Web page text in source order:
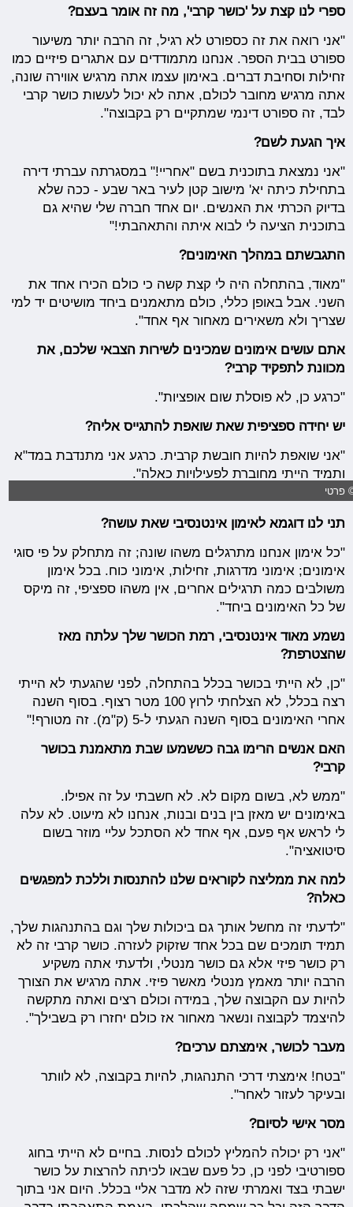
ספרי לנו קצת על 'כושר קרבי', מה זה אומר בעצם?
"אני רואה את זה כספורט לא רגיל, זה הרבה יותר משיעור
ספורט בבית הספר. אנחנו מתמודדים עם אתגרים פיזיים כמו
זחילות וסחיבת דברים. באימון עצמו אתה מרגיש אווירה שונה,
אתה מרגיש מחובר לכולם, אתה לא יכול לעשות כושר קרבי
לבד, זה ספורט דינמי שמתקיים רק בקבוצה".
איך הגעת לשם?
"אני נמצאת בתוכנית בשם "אחריי!" במסגרתה עברתי דירה
בתחילת כיתה יא' מישוב קטן לעיר באר שבע - ככה שלא
בדיוק הכרתי את האנשים. יום אחד חברה שלי שהיא גם
בתוכנית הציעה לי לבוא איתה והתאהבתי!"
התגבשתם במהלך האימונים?
"מאוד, בהתחלה היה לי קצת קשה כי כולם הכירו אחד את
השני. אבל באופן כללי, כולם מתאמנים ביחד מושיטים יד למי
שצריך ולא משאירים מאחור אף אחד".
אתם עושים אימונים שמכינים לשירות הצבאי שלכם, את
מכוונת לתפקיד קרבי?
"כרגע כן, לא פוסלת שום אופציות".
יש יחידה ספציפית שאת שואפת להתגייס אליה?
"אני שואפת להיות חובשת קרבית. כרגע אני מתנדבת במד"א
ותמיד הייתי מחוברת לפעילויות כאלה".
פרטי
תני לנו דוגמא לאימון אינטנסיבי שאת עושה?
"כל אימון אנחנו מתרגלים משהו שונה; זה מתחלק על פי סוגי
אימונים; אימוני מדרגות, זחילות, אימוני כוח. בכל אימון
משולבים כמה תרגילים אחרים, אין משהו ספציפי, זה מיקס
של כל האימונים ביחד".
נשמע מאוד אינטנסיבי, רמת הכושר שלך עלתה מאז
שהצטרפת?
"כן, לא הייתי בכושר בכלל בהתחלה, לפני שהגעתי לא הייתי
רצה בכלל, לא הצלחתי לרוץ 100 מטר רצוף. בסוף השנה
אחרי האימונים בסוף השנה הגעתי ל-5 (ק"מ). זה מטורף!"
האם אנשים הרימו גבה כששמעו שבת מתאמנת בכושר
קרבי?
"ממש לא, בשום מקום לא. לא חשבתי על זה אפילו.
באימונים יש מאזן בין בנים ובנות, אנחנו לא מיעוט. לא עלה
לי לראש אף פעם, אף אחד לא הסתכל עליי מוזר בשום
סיטואציה".
למה את ממליצה לקוראים שלנו להתנסות וללכת למפגשים
כאלה?
"לדעתי זה מחשל אותך גם ביכולות שלך וגם בהתנהגות שלך,
תמיד תומכים שם בכל אחד שזקוק לעזרה. כושר קרבי זה לא
רק כושר פיזי אלא גם כושר מנטלי, ולדעתי אתה משקיע
הרבה יותר מאמץ מנטלי מאשר פיזי. אתה מרגיש את הצורך
להיות עם הקבוצה שלך, במידה וכולם רצים ואתה מתקשה
להיצמד לקבוצה ונשאר מאחור אז כולם יחזרו רק בשבילך".
מעבר לכושר, אימצתם ערכים?
"בטח! אימצתי דרכי התנהגות, להיות בקבוצה, לא לוותר
ובעיקר לעזור לאחר".
מסר אישי לסיום?
"אני רק יכולה להמליץ לכולם לנסות. בחיים לא הייתי בחוג
ספורטיבי לפני כן, כל פעם שבאו לכיתה להרצות על כושר
ישבתי בצד ואמרתי שזה לא מדבר אליי בכלל. היום אני בתוך